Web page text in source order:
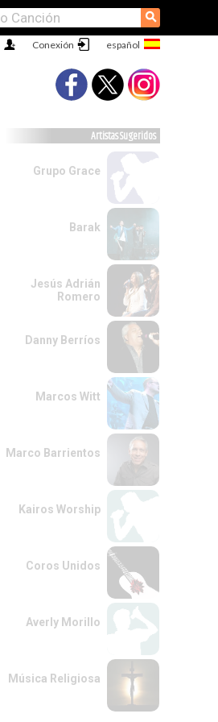
⚲
Conexión
Artistas Sugeridos
Grupo Grace
Barak
Jesús Adrián
Romero
Danny Berríos
Marcos Witt
Marco Barrientos
Kairos Worship
Coros Unidos
Averly Morillo
Música Religiosa